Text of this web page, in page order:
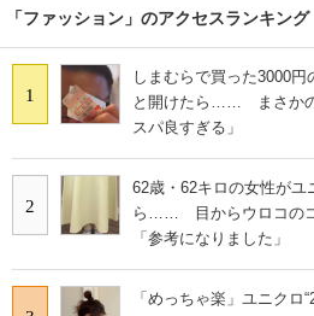
「ファッション」のアクセスランキング
1
しまむらで買った3000
と開けたら…… まさかの
スパ良すぎる」
2
62歳・62キロの女性がユ
ら…… 目からウロコのコ
「参考になりました」
「めっちゃ楽」ユニクロ